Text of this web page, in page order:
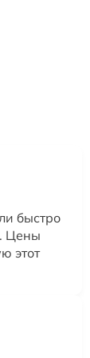
быстро
Цены
этот